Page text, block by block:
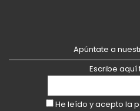
Apúntate a
Escribe aquí
He leído y acepto la